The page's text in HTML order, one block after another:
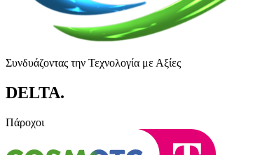
Συνδυάζοντας την Τεχνολογία με Αξίες
DELTA.
Πάροχοι